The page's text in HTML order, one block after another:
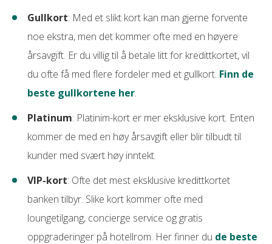
Gullkort: Med et slikt kort kan man gjerne forvente
noe ekstra, men det kommer ofte med en høyere
årsavgift. Er du villig til å betale litt for kredittkortet, vil
du ofte få med flere fordeler med et gullkort. Finn de
beste gullkortene her.
Platinum: Platinim-kort er mer eksklusive kort. Enten
kommer de med en høy årsavgift eller blir tilbudt til
kunder med svært høy inntekt.
VIP-kort: Ofte det mest eksklusive kredittkortet
banken tilbyr. Slike kort kommer ofte med
loungetilgang, concierge service og gratis
oppgraderinger på hotellrom. Her finner du de beste